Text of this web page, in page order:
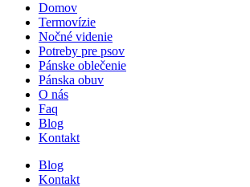
Domov
Termovízie
Nočné videnie
Potreby pre psov
Pánske oblečenie
Pánska obuv
O nás
Faq
Blog
Kontakt
Blog
Kontakt